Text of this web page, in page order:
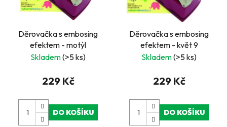
Děrovačka s embosing
efektem - motýl
Skladem(>5 ks)
229 Kč
DO KOŠÍKU
Děrovačka s embosing
efektem - květ 9
Skladem(>5 ks)
229 Kč
DO KOŠÍKU